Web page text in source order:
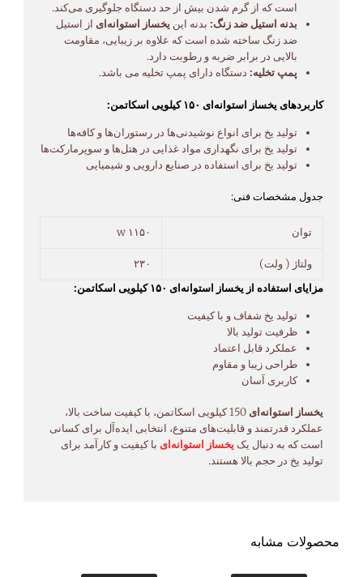
است که از گرم شدن بیش از حد دستگاه جلوگیری می‌کند.
بدنه استیل ضد زنگ: بدنه این یخساز استوانه‌ای از استیل
ضد زنگ ساخته شده است که علاوه بر زیبایی، مقاومت
بالایی در برابر ضربه و رطوبت دارد.
پمپ تخلیه: دستگاه دارای پمپ تخلیه می باشد.
کاربردهای یخساز استوانه‌ای ۱۵۰ کیلویی اسکاتمن:
تولید یخ برای انواع نوشیدنی‌ها در رستوران‌ها و کافه‌ها
تولید یخ برای نگهداری مواد غذایی در هتل‌ها و سوپرمارکت‌ها
تولید یخ برای استفاده در صنایع دارویی و شیمیایی
جدول مشخصات فنی:
توان ۱۱۵۰ w
ولتاژ ( ولت)
۲۳۰
مزایای استفاده از یخساز استوانه‌ای ۱۵۰ کیلویی اسکاتمن:
تولید یخ شفاف و با کیفیت
ظرفیت تولید بالا
عملکرد قابل اعتماد
طراحی زیبا و مقاوم
کاربری آسان
یخساز استوانه‌ای
150 کیلویی اسکاتمن، با کیفیت ساخت بالا،
عملکرد قدرتمند و قابلیت‌های متنوع، انتخابی ایده‌آل برای کسانی
است که به دنبال یک یخساز استوانه‌ای با کیفیت و کارآمد برای
تولید یخ در حجم بالا هستند.
محصولات مشابه